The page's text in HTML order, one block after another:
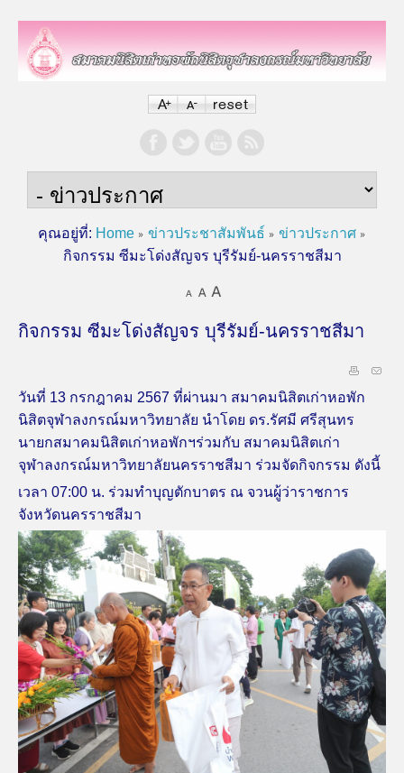
คุณอยู่ที่: Home ข่าวประชาสัมพันธ์
ข่าวประกาศ
กิจกรรม ซีมะโด่งสัญจร บุรีรัมย์-นครราชสีมา
กิจกรรม ซีมะโด่งสัญจร บุรีรัมย์-นครราชสีมา
วันที่ 13 กรกฎาคม 2567 ที่ผ่านมา สมาคมนิสิตเก่าหอพัก
นิสิตจุฬาลงกรณ์มหาวิทยาลัย นำโดย ดร.รัศมี ศรีสุนทร
นายกสมาคมนิสิตเก่าหอพักฯร่วมกับ สมาคมนิสิตเก่า
จุฬาลงกรณ์มหาวิทยาลัยนครราชสีมา ร่วมจัดกิจกรรม ดังนี้
เวลา 07:00 น. ร่วมทำบุญตักบาตร ณ จวนผู้ว่าราชการ
จังหวัดนครราชสีมา